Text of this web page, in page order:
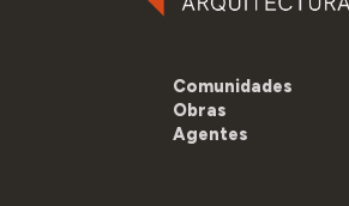
Comunidades
Obras
Agentes